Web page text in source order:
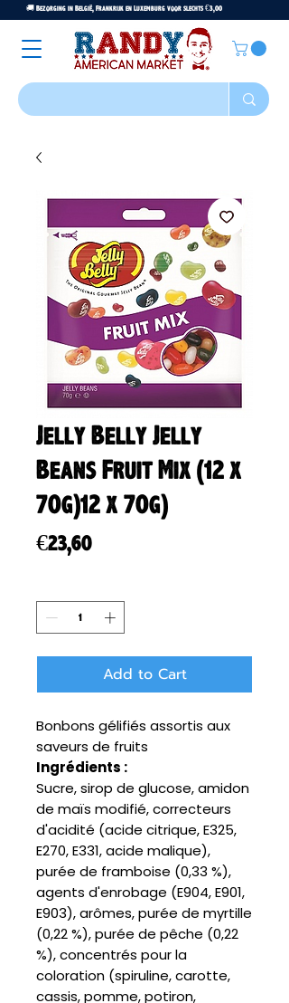
🚚 Bezorging in België, Frankrijk en Luxemburg voor slechts €3,00
Jelly Belly Jelly
Beans Fruit Mix (12 x
70g)12 x 70g)
€23,60Price
Add to Cart
Bonbons gélifiés assortis aux
saveurs de fruits
Ingrédients :
Sucre, sirop de glucose, amidon
de maïs modifié, correcteurs
d'acidité (acide citrique, E325,
E270, E331, acide malique),
purée de framboise (0,33 %),
agents d'enrobage (E904, E901,
E903), arômes, purée de myrtille
(0,22 %), purée de pêche (0,22
%), concentrés pour la
coloration (spiruline, carotte,
cassis, pomme, potiron,